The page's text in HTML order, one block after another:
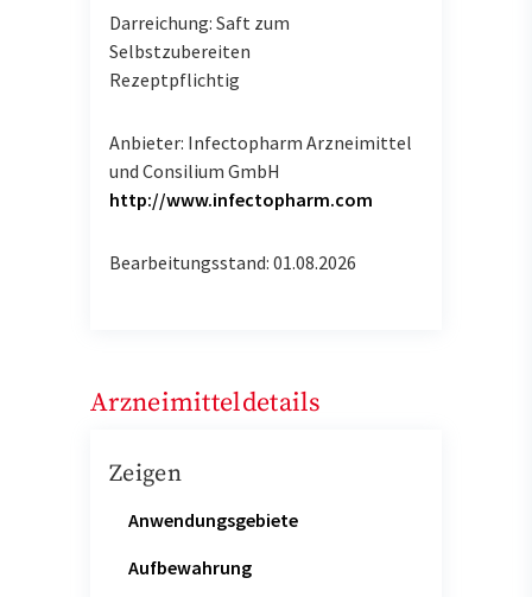
Darreichung: Saft zum
Selbstzubereiten
Rezeptpflichtig
Anbieter: Infectopharm Arzneimittel
und Consilium GmbH
http://www.infectopharm.com
Bearbeitungsstand: 01.08.2026
Arzneimitteldetails
Zeigen
Anwendungsgebiete
Aufbewahrung